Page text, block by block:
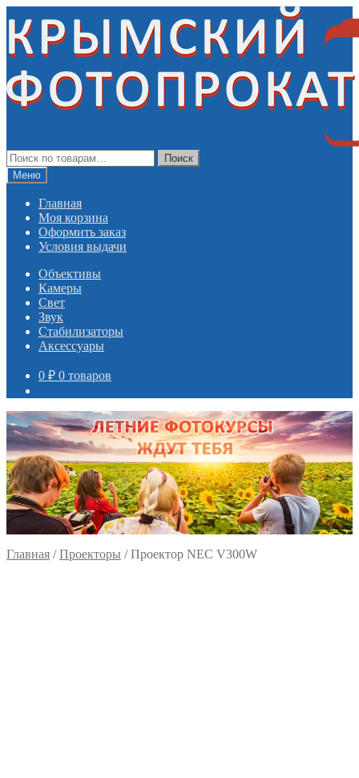
навигации
содержимому
Искать:
Поиск
Меню
Главная
Моя корзина
Оформить заказ
Условия выдачи
Объективы
Камеры
Свет
Звук
Стабилизаторы
Аксессуары
0 ₽ 0 товаров
Главная /Проекторы /Проектор NEC V300W